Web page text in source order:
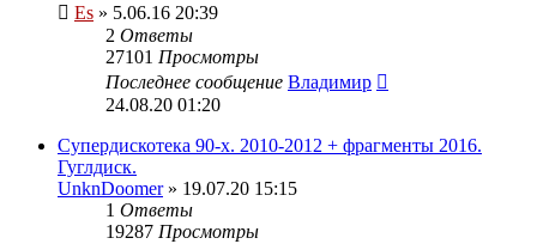
Es » 5.06.16 20:39
2 Ответы
27101 Просмотры
Последнее сообщение Владимир
24.08.20 01:20
Супердискотека 90-х. 2010-2012 + фрагменты 2016.
Гуглдиск.
UnknDoomer» 19.07.20 15:15
1 Ответы
19287 Просмотры